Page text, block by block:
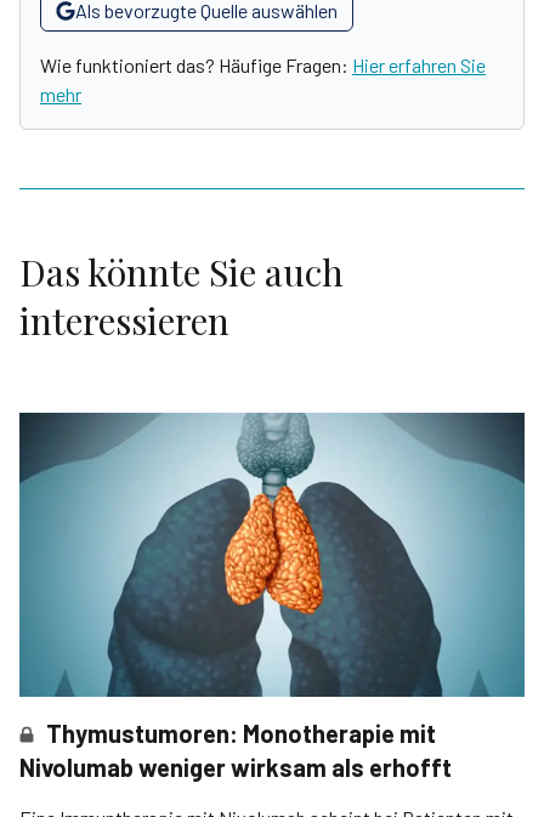
Als bevorzugte Quelle auswählen
Wie funktioniert das? Häufige Fragen: Hier erfahren Sie
mehr
Das könnte Sie auch
interessieren
Thymustumoren: Monotherapie mit
Nivolumab weniger wirksam als erhofft